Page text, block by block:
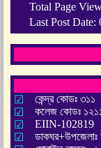
Total Page
Last Post Date:
কেন্দ্র কোডঃ ৩১১
কলেজ কোডঃ
EIIN-102819
ডাকঘর+উপজেলাঃ